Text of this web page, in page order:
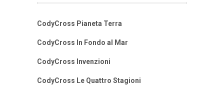
CodyCross Pianeta Terra
CodyCross In Fondo al Mar
CodyCross Invenzioni
CodyCross Le Quattro Stagioni